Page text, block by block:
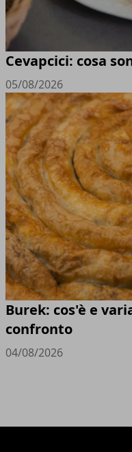
Cevapcici: cosa
05/08/2026
Burek: cos'è e
confronto
04/08/2026